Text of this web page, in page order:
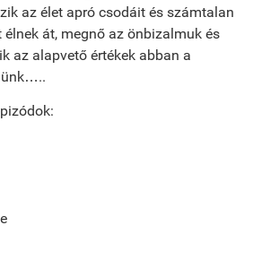
az élet apró csodáit és számtalan
át, megnő az önbizalmuk és
az alapvető értékek abban a